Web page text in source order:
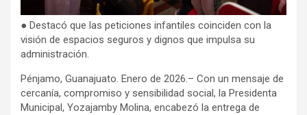
● Destacó que las peticiones infantiles coinciden con la
visión de espacios seguros y dignos que impulsa su
administración.
Pénjamo, Guanajuato. Enero de 2026.– Con un mensaje de
cercanía, compromiso y sensibilidad social, la Presidenta
Municipal, Yozajamby Molina, encabezó la entrega de